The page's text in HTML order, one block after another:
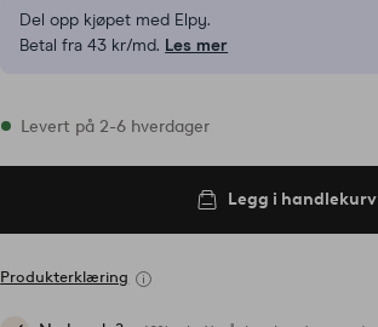
Del opp kjøpet med Elpy.
Betal fra 43 kr/md. Les mer
På lager
Levert på 2-6 hverdager
Legg i handlekurv
Produkterklæring